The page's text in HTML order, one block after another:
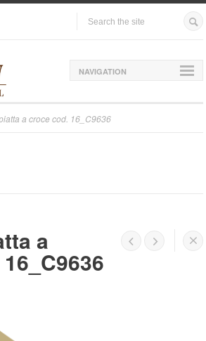
NAVIGATION
a croce cod. 16_C9636
a   